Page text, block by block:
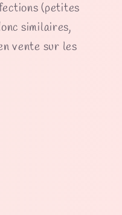
(petites
similaires,
vente sur les